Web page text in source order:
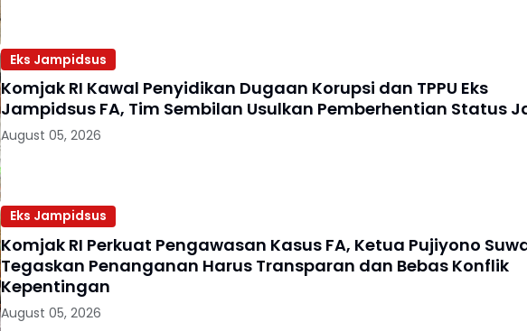
Eks Jampidsus
Komjak RI Kawal Penyidikan Dugaan Korupsi dan TPPU Eks
Jampidsus FA, Tim Sembilan Usulkan Pemberhentian Status
August 05, 2026
Eks Jampidsus
Komjak RI Perkuat Pengawasan Kasus FA, Ketua Pujiyono
Tegaskan Penanganan Harus Transparan dan Bebas Konflik
Kepentingan
August 05, 2026